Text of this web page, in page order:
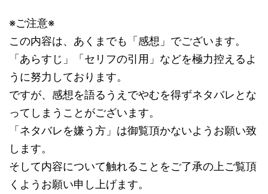
※ご注意※
この内容は、あくまでも「感想」でございます。
「あらすじ」「セリフの引用」などを極力控えるよ
うに努力しております。
ですが、感想を語るうえでやむを得ずネタバレとな
ってしまうことがございます。
「ネタバレを嫌う方」は御覧頂かないようお願い致
します。
そして内容について触れることをご了承の上ご覧頂
くようお願い申し上げます。